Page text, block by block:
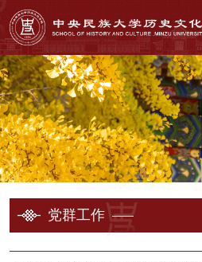
党群工作